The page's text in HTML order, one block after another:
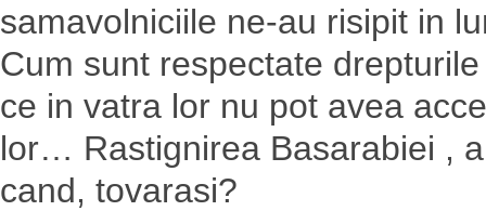
samavolniciile ne-au risipit in
Cum sunt respectate
ce in vatra lor nu pot avea
lor… Rastignirea Basarabiei ,
cand, tovarasi?